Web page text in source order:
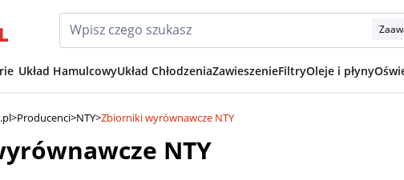
Układ HamulcowyUkład ChłodzeniaZawieszenieFiltryOleje i płyny
>Producenci>NTY>Zbiorniki wyrównawcze NTY
NTY